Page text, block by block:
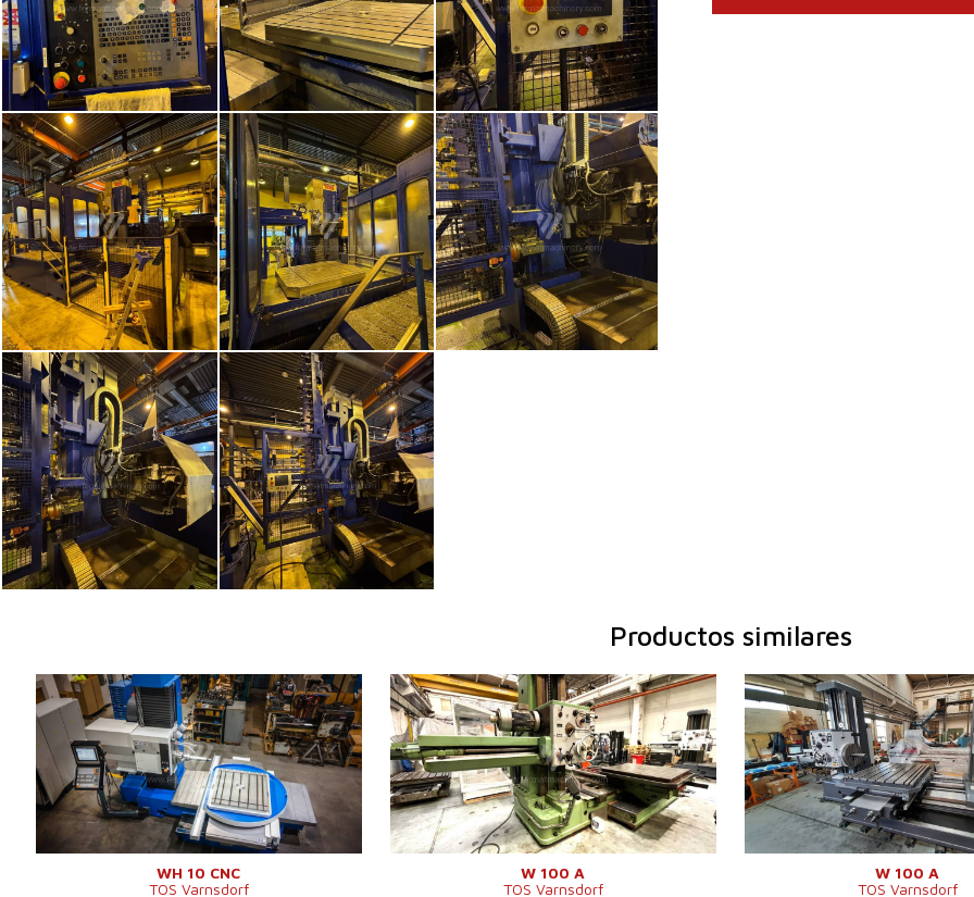
Productos similares
Año de fabricación:
0
Sistema de control
Sí
Sistema de control
Heidenhain
TNC 620
Diámetro de trabajo del
husillo
100 mm
Carrera de eje X
1250 mm
Carrera de eje Y
1030 mm
Giros del husillo
16 - 2500 /min.
Refrigeración central
No
Extensión del husillo (W)
730 mm
WH 10 CNC
TOS Varnsdorf
Año de fabricación:
1995
Sistema de control
No
Diámetro de trabajo del
husillo
100 mm
Carrera de eje X
1600 mm
Carrera de eje Y
1120 mm
Giros del husillo
0 - 1120 /min.
Refrigeración central
No
Extensión del husillo (W)
900 mm
Cargador de herramientas
No
W 100 A
TOS Varnsdorf
Año de fabricación:
0
Sistema de control
No
Diámetro de trabajo del
husillo
100
Carrera de eje X
1600
Carrera de eje Y
1120
Giros del husillo
7 -
Refrigeración central
No
Extensión del husillo (W)
900
1250
Cargador de herramientas
No
W 100 A
TOS Varnsdorf